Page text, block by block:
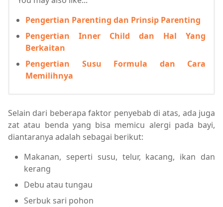
Pengertian Parenting dan Prinsip Parenting
Pengertian Inner Child dan Hal Yang
Berkaitan
Pengertian Susu Formula dan Cara
Memilihnya
Selain dari beberapa faktor penyebab di atas, ada juga
zat atau benda yang bisa memicu alergi pada bayi,
diantaranya adalah sebagai berikut:
Makanan, seperti susu, telur, kacang, ikan dan
kerang
Debu atau tungau
Serbuk sari pohon